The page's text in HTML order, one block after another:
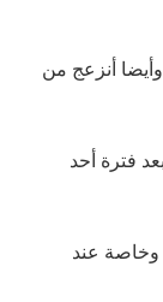
أنزعج من
فترة أحد
وخاصة عند